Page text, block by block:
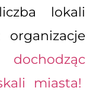
lokali
organizacje
miasta!